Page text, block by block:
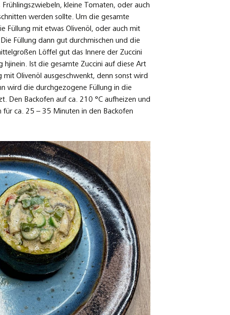
kleine Tomaten, oder auch
werden sollte. Um die gesamte
Füllung mit etwas Olivenöl, oder auch mit
Füllung dann gut durchmischen und die
Löffel gut das Innere der Zuccini
hjinein. Ist die gesamte Zuccini auf diese Art
Olivenöl ausgeschwenkt, denn sonst wird
wird die durchgezogene Füllung in die
Den Backofen auf ca. 210 °C aufheizen und
ca. 25 – 35 Minuten in den Backofen